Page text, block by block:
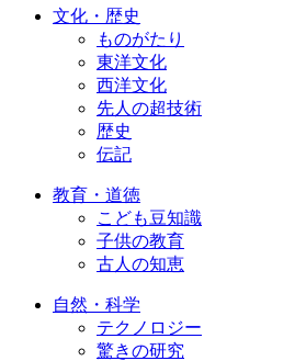
文化・歴史
ものがたり
東洋文化
西洋文化
先人の超技術
歴史
伝記
教育・道徳
こども豆知識
子供の教育
古人の知恵
自然・科学
テクノロジー
驚きの研究